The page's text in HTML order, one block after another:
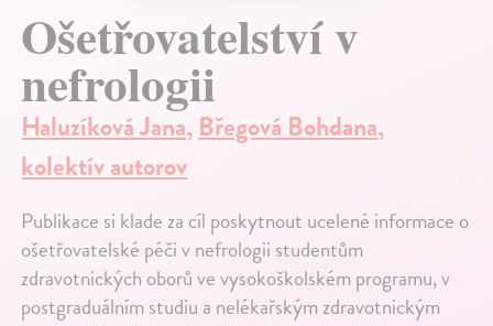
Ošetřovatelství v
nefrologii
Haluzíková Jana,Břegová Bohdana,
kolektív autorov
Publikace si klade za cíl poskytnout ucelené informace o
ošetřovatelské péči v nefrologii studentům
zdravotnických oborů ve vysokoškolském programu, v
postgraduálním studiu a nelékařským zdravotnickým